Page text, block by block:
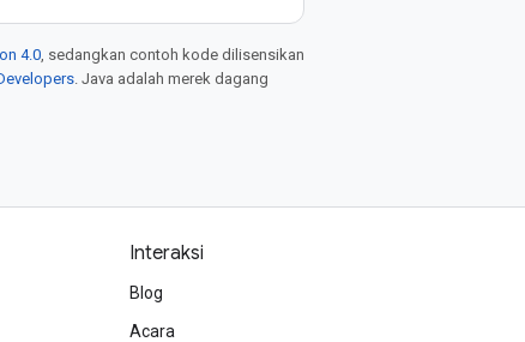
4.0, sedangkan contoh kode dilisensikan
. Java adalah merek dagang
Interaksi
Blog
Acara